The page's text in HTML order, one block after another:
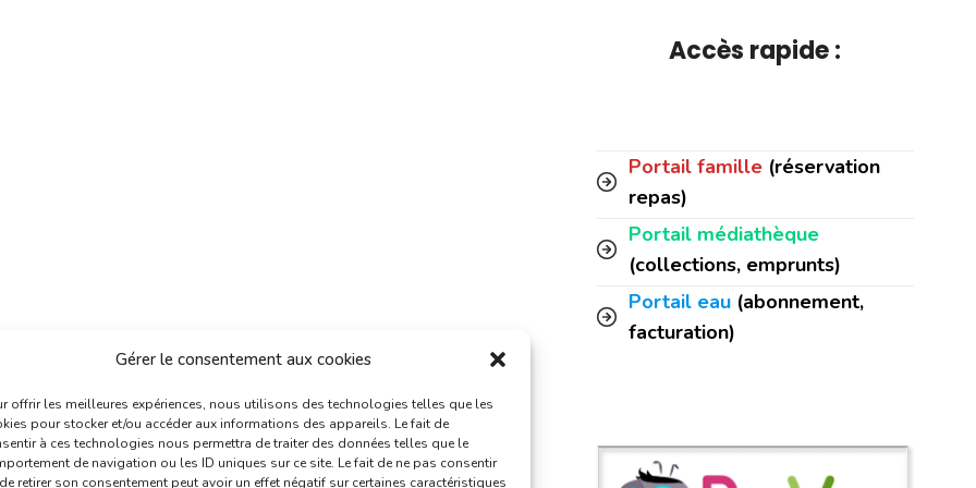
Gérer le consentement aux cookies
offrir les meilleures expériences, nous utilisons des technologies telles que les
pour stocker et/ou accéder aux informations des appareils. Le fait de
à ces technologies nous permettra de traiter des données telles que le
de navigation ou les ID uniques sur ce site. Le fait de ne pas consentir
retirer son consentement peut avoir un effet négatif sur certaines caractéristiques
Accès rapide :
Portail famille (réservation
repas)
Portail médiathèque
(collections, emprunts)
Portail eau (abonnement,
facturation)